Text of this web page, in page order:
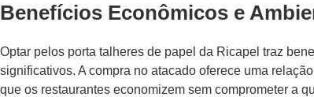
Benefícios Econômicos e
Optar pelos porta talheres de papel da Ricapel traz
significativos. A compra no atacado oferece uma
que os restaurantes economizem sem comprometer a